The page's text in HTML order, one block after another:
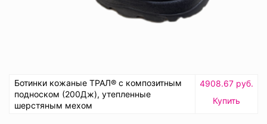
Ботинки кожаные ТРАЛ® с композитным
подноском (200Дж), утепленные
шерстяным мехом
4908.67 руб.
Купить